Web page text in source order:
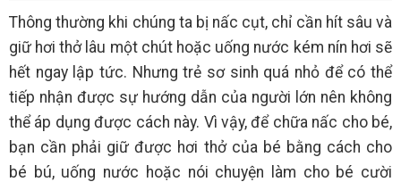
Thông thường khi chúng ta bị nấc cụt, chỉ cần hít sâu và
giữ hơi thở lâu một chút hoặc uống nước kém nín hơi sẽ
hết ngay lập tức. Nhưng trẻ sơ sinh quá nhỏ để có thể
tiếp nhận được sự hướng dẫn của người lớn nên không
thể áp dụng được cách này. Vì vậy, để chữa nấc cho bé,
bạn cần phải giữ được hơi thở của bé bằng cách cho
bé bú, uống nước hoặc nói chuyện làm cho bé cười